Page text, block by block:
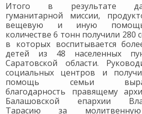
Итого в результате
гуманитарной миссии,
вещевую и иную
количестве 6 тонн получили 280
в которых воспитывается
детей из 48 населенных
Саратовской области.
социальных центров и
помощь семьи
благодарность правящему
Балашовской епархии
Тарасию за